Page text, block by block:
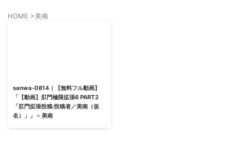
HOME >美南
sanwa-0814｜【無料フル動画】
「【動画】肛門極限拡張6 PART2
「肛門拡張投稿:投稿者／美南（仮
名）」」 – 美南